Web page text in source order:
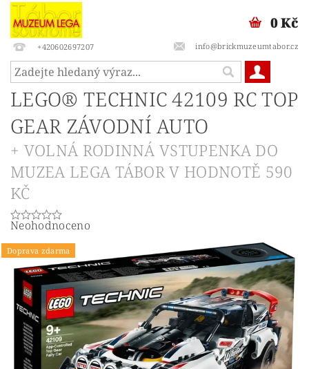
+420602697207 info@brickmuzeumtabor.cz
0 Kč
LEGO® TECHNIC 42109 RC TOP
GEAR ZÁVODNÍ AUTO
+ VOLNÁ RODINNÁ VSTUPENKA DO
MUZEA LEGA TÁBOR V HODNOTĚ 590
KČ
Neohodnoceno
Doprava zdarma